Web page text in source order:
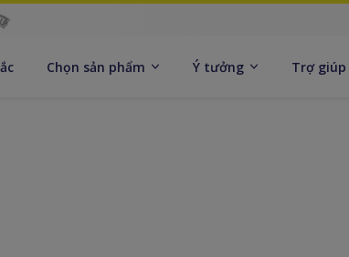
Chọn sản phẩm Ý tưởng Trợ